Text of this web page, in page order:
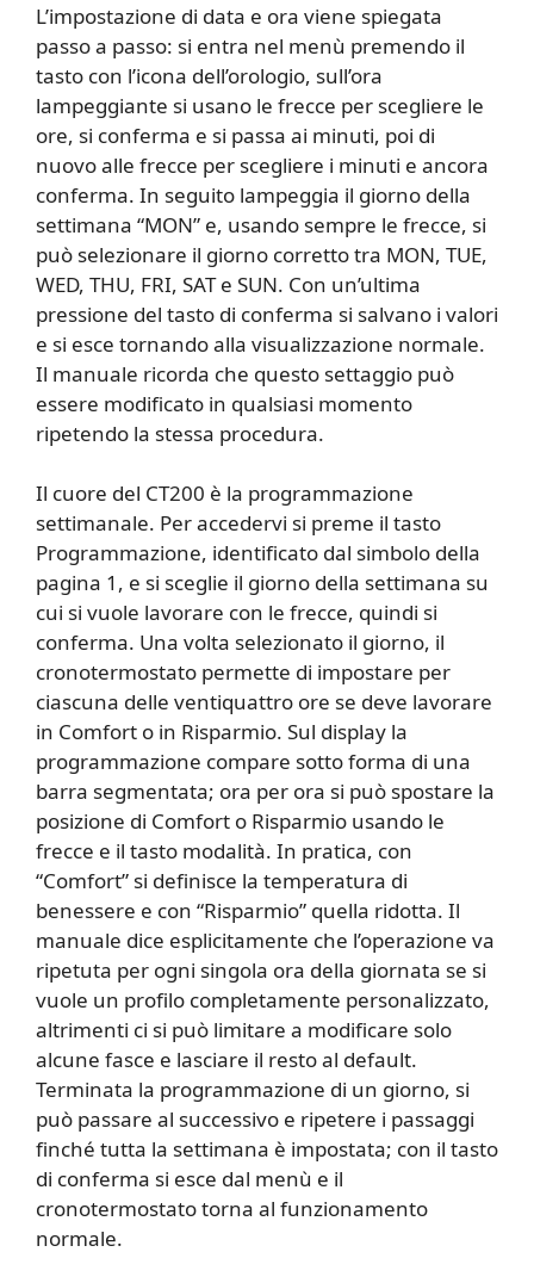
L’impostazione di data e ora viene spiegata
passo a passo: si entra nel menù premendo il
tasto con l’icona dell’orologio, sull’ora
lampeggiante si usano le frecce per scegliere le
ore, si conferma e si passa ai minuti, poi di
nuovo alle frecce per scegliere i minuti e ancora
conferma. In seguito lampeggia il giorno della
settimana “MON” e, usando sempre le frecce, si
può selezionare il giorno corretto tra MON, TUE,
WED, THU, FRI, SAT e SUN. Con un’ultima
pressione del tasto di conferma si salvano i valori
e si esce tornando alla visualizzazione normale.
Il manuale ricorda che questo settaggio può
essere modificato in qualsiasi momento
ripetendo la stessa procedura.
Il cuore del CT200 è la programmazione
settimanale. Per accedervi si preme il tasto
Programmazione, identificato dal simbolo della
pagina 1, e si sceglie il giorno della settimana su
cui si vuole lavorare con le frecce, quindi si
conferma. Una volta selezionato il giorno, il
cronotermostato permette di impostare per
ciascuna delle ventiquattro ore se deve lavorare
in Comfort o in Risparmio. Sul display la
programmazione compare sotto forma di una
barra segmentata; ora per ora si può spostare la
posizione di Comfort o Risparmio usando le
frecce e il tasto modalità. In pratica, con
“Comfort” si definisce la temperatura di
benessere e con “Risparmio” quella ridotta. Il
manuale dice esplicitamente che l’operazione va
ripetuta per ogni singola ora della giornata se si
vuole un profilo completamente personalizzato,
altrimenti ci si può limitare a modificare solo
alcune fasce e lasciare il resto al default.
Terminata la programmazione di un giorno, si
può passare al successivo e ripetere i passaggi
finché tutta la settimana è impostata; con il tasto
di conferma si esce dal menù e il
cronotermostato torna al funzionamento
normale.